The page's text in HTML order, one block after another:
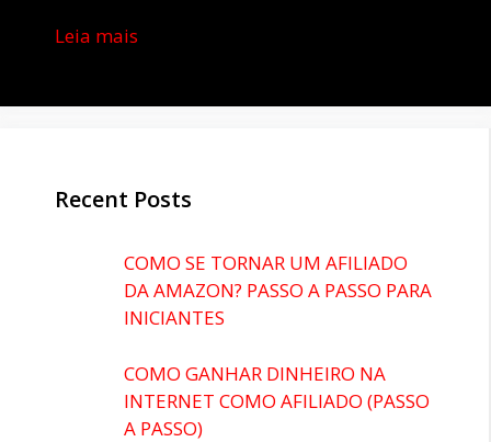
Leia mais
Recent Posts
COMO SE TORNAR UM AFILIADO
DA AMAZON? PASSO A PASSO PARA
INICIANTES
COMO GANHAR DINHEIRO NA
INTERNET COMO AFILIADO (PASSO
A PASSO)